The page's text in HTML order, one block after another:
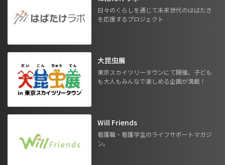
日々のくらしを通じて未来世代のはばたき
を応援するプロジェクト
大昆虫展
東京スカイツリータウンにて開催。子ども
も大人もみんなで楽しめる企画が満載！
Will Friends
看護職・看護学生のライフサポートマガジ
ン。